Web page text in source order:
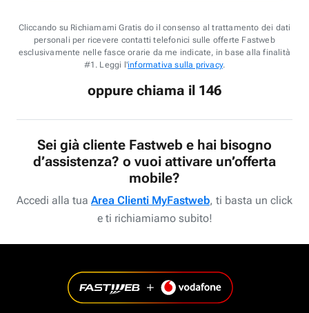
Cliccando su Richiamami Gratis do il consenso al trattamento dei dati
personali per ricevere contatti telefonici sulle offerte Fastweb
esclusivamente nelle fasce orarie da me indicate, in base alla finalità
#1. Leggi l'informativa sulla privacy.
oppure chiama il 146
Sei già cliente Fastweb e hai bisogno
d’assistenza? o vuoi attivare un’offerta
mobile?
Accedi alla tua Area Clienti MyFastweb, ti basta un click
e ti richiamiamo subito!